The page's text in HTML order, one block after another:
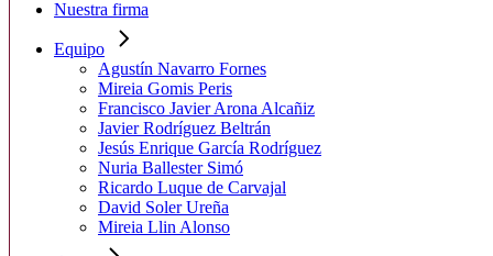
Nuestra firma
Equipo
Agustín Navarro Fornes
Mireia Gomis Peris
Francisco Javier Arona Alcañiz
Javier Rodríguez Beltrán
Jesús Enrique García Rodríguez
Nuria Ballester Simó
Ricardo Luque de Carvajal
David Soler Ureña
Mireia Llin Alonso